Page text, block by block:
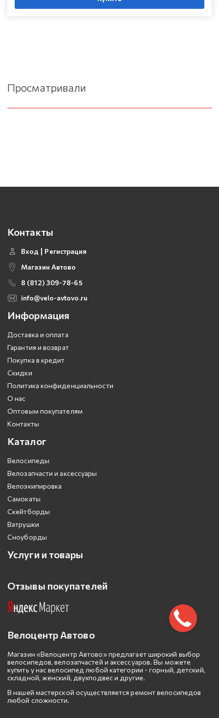
Просматривали
Контакты
Вход
Регистрация
Магазин Автово
8 (812) 309-78-65
info@velo-avtovo.ru
Информация
Доставка и оплата
Гарантия и возврат
Покупка в кредит
Скидки
Политика конфиденциальности
О нас
Оптовым покупателям
Контакты
Каталог
Велосипеды
Велозапчасти и аксессуары
Велоэкипировка
Самокаты
Скейтборды
Ватрушки
Сноуборды
Услуги и товары
Отзывы покупателей
Велоцентр Автово
Магазин «Велоцентр Автово» предлагает широкий выбор
велосипедов, велозапчастей и аксессуаров. Вы можете
купить у нас велосипед любой категории - горный, детский,
складной, женский, двухподвес и другие.
В нашей мастерской осуществляется ремонт велосипедов
любой сложности.